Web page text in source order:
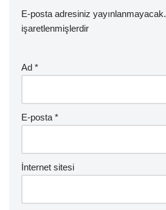
E-posta adresiniz yayınlanmayacak.
işaretlenmişlerdir
Ad *
E-posta *
İnternet sitesi